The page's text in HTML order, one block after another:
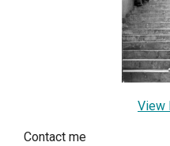
View
Contact me